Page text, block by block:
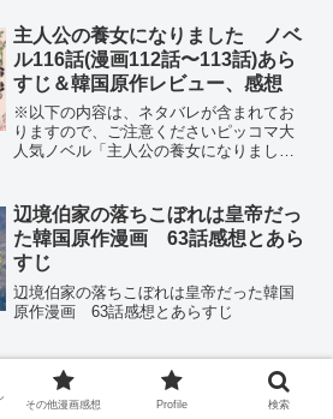
主人公の養女になりました ノベ
ル116話(漫画112話〜113話)あら
すじ＆韓国原作レビュー、感想
※以下の内容は、ネタバレが含まれてお
りますので、ご注意くださいピッコマ大
人気ノベル「主人公の養女になりまし
に楽しんでいただきたいと思い、作成し
ました。韓国webサイトで読...
辺境伯家の落ちこぼれは皇帝だっ
た韓国原作漫画 63話感想とあら
すじ
辺境伯家の落ちこぼれは皇帝だった韓国
原作漫画 63話感想とあらすじ
「この結婚はどうせうまくいかな
い」ノベル375話あらすじ・原作
その他漫画感想 Profile 検索